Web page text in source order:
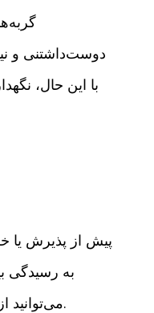
دوست‌داشتنی و
با این حال،
پیش از پذیرش یا
به رسیدگی
می‌توانید از مراکز حمایت از حیوانات، گربه‌ای را به سرپرستی بگیرید و به او خانه‌ای امن هدیه دهید.